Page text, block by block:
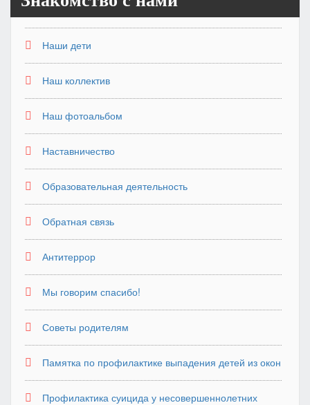
Наши дети
Наш коллектив
Наш фотоальбом
Наставничество
Образовательная деятельность
Обратная связь
Антитеррор
Мы говорим спасибо!
Советы родителям
Памятка по профилактике выпадения детей из окон
Профилактика суицида у несовершеннолетних